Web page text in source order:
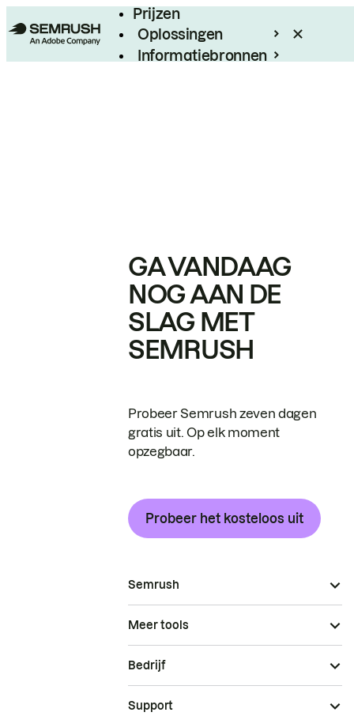
Prijzen
Oplossingen
Informatiebronnen
GA VANDAAG
NOG AAN DE
SLAG MET
SEMRUSH
Probeer Semrush zeven dagen
gratis uit. Op elk moment
opzegbaar.
Probeer het kosteloos uit
Semrush
Meer tools
Bedrijf
Support